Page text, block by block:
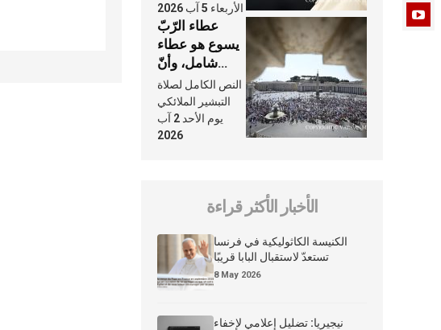
الكنيسة
الأربعاء 5 آب 2026
عطاء الرّبّ
يسوع هو عطاء
شامل، وأنّ
عنايته بنا لا
تغيب عنّا أبدًا
النص الكامل لصلاة
التبشير الملائكي
يوم الأحد 2 آب
2026
الأخبار الأكثر قراءة
الكنيسة الكاثوليكية في فرنسا
تستعدّ لاستقبال البابا قريبًا
8 May 2026
نيجيريا: تضليل إعلامي لإخفاء